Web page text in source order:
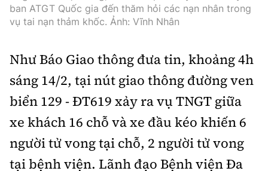
ban ATGT Quốc gia đến thăm hỏi các nạn nhân trong
vụ tai nạn thảm khốc. Ảnh: Vĩnh Nhân
Như Báo Giao thông đưa tin, khoảng 4h
sáng 14/2, tại nút giao thông đường ven
biển 129 - ĐT619 xảy ra vụ TNGT giữa
xe khách 16 chỗ và xe đầu kéo khiến 6
người tử vong tại chỗ, 2 người tử vong
tại bệnh viện. Lãnh đạo Bệnh viện Đa